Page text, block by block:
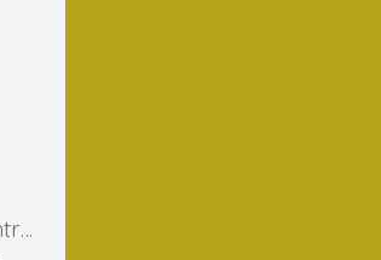
Frederic LECLERC EI (Entreprise Individuelle)